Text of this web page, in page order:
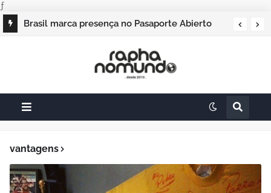
ƒ
Brasil marca presença no Pasaporte Abierto
vantagens